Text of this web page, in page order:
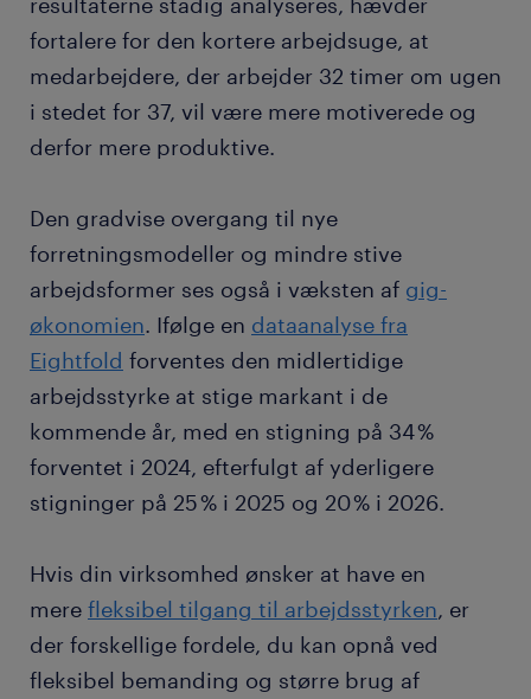
fortalere for den kortere arbejdsuge, at
medarbejdere, der arbejder 32 timer om ugen
i stedet for 37, vil være mere motiverede og
derfor mere produktive.
Den gradvise overgang til nye
forretningsmodeller og mindre stive
arbejdsformer ses også i væksten af gig-
økonomien. Ifølge en dataanalyse fra
Eightfold forventes den midlertidige
arbejdsstyrke at stige markant i de
kommende år, med en stigning på 34 %
forventet i 2024, efterfulgt af yderligere
stigninger på 25 % i 2025 og 20 % i 2026.
Hvis din virksomhed ønsker at have en
mere fleksibel tilgang til arbejdsstyrken, er
der forskellige fordele, du kan opnå ved
fleksibel bemanding og større brug af